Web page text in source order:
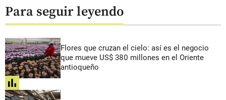
Para seguir leyendo
Flores que cruzan el cielo: así es el negocio
que mueve US$ 380 millones en el Oriente
antioqueño
share